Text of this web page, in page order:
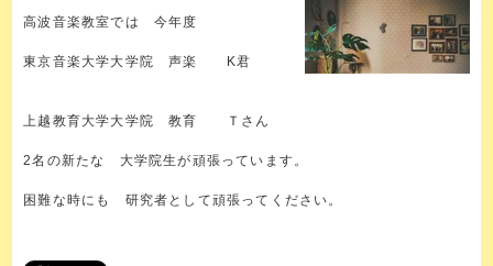
高波音楽教室では 今年度
東京音楽大学大学院 声楽 K君
上越教育大学大学院 教育 Ｔさん
2名の新たな 大学院生が頑張っています。
困難な時にも 研究者として頑張ってください。